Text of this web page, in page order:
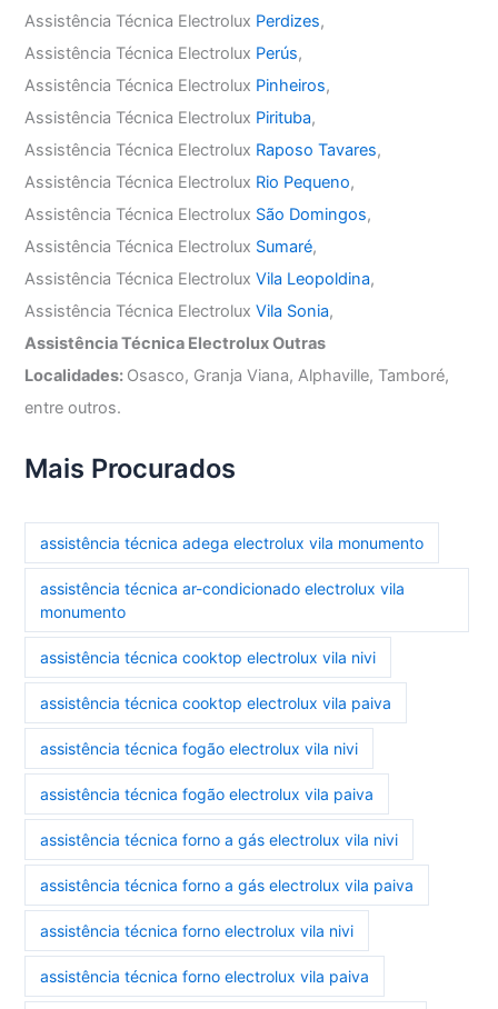
Assistência Técnica Electrolux Perdizes,
Assistência Técnica Electrolux Perús,
Assistência Técnica Electrolux Pinheiros,
Assistência Técnica Electrolux Pirituba,
Assistência Técnica Electrolux Raposo Tavares,
Assistência Técnica Electrolux Rio Pequeno,
Assistência Técnica Electrolux São Domingos,
Assistência Técnica Electrolux Sumaré,
Assistência Técnica ElectroluxVila Leopoldina,
Assistência Técnica ElectroluxVila Sonia,
Assistência Técnica Electrolux Outras
Localidades: Osasco, Granja Viana, Alphaville, Tamboré,
entre outros.
Mais Procurados
assistência técnica adega electrolux vila monumento
assistência técnica ar-condicionado electrolux vila
monumento
assistência técnica cooktop electrolux vila nivi
assistência técnica cooktop electrolux vila paiva
assistência técnica fogão electrolux vila nivi
assistência técnica fogão electrolux vila paiva
assistência técnica forno a gás electrolux vila nivi
assistência técnica forno a gás electrolux vila paiva
assistência técnica forno electrolux vila nivi
assistência técnica forno electrolux vila paiva